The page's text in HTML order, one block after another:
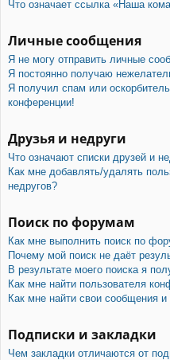
Что означает ссылка «Наша
Личные сообщения
Я не могу отправить личные
Я постоянно получаю
Я получил спам или
конференции!
Друзья и недруги
Что означают списки друзей и
Как мне добавлять/удалять
недругов?
Поиск по форумам
Как мне выполнить поиск по
Почему мой поиск не даёт
В результате моего поиска я
Как мне найти пользователя
Как мне найти свои сообщения
Подписки и закладки
Чем закладки отличаются от